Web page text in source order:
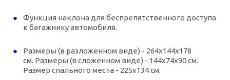
Функция наклона для беспрепятственного доступа
к багажнику автомобиля.
Размеры (в разложенном виде) - 264x144x178
см. Размеры (в сложенном виде) - 144x74x90 см.
Размер спального места - 225x134 см.